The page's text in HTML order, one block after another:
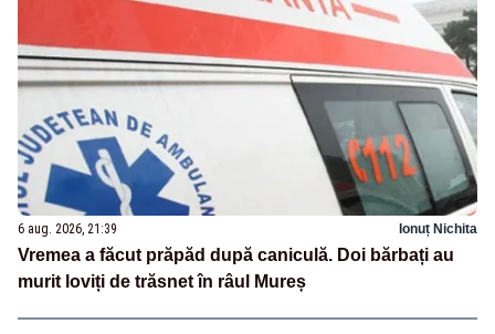
6 aug. 2026, 21:39 Ionuț Nichita
Vremea a făcut prăpăd după caniculă. Doi bărbați au
murit loviți de trăsnet în râul Mureș